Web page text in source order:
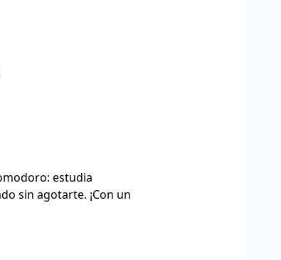
estudia
sin agotarte. ¡Con un